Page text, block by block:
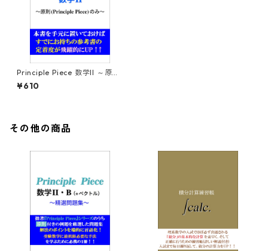
Principle Piece 数学II ～原則
(Principle Piece)のみ～
¥610
その他の商品